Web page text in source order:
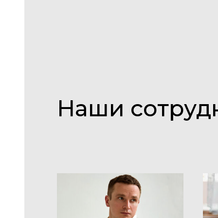
Наши